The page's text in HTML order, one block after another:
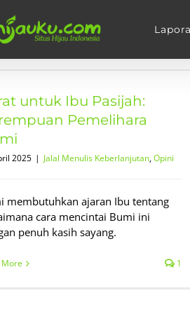
untuk Ibu Pasijah:
Pemelihara
2025 | Jalal Menulis Keberlanjutan,Opini
membutuhkan ajaran Ibu tentang
cara mencintai Bumi ini
penuh kasih sayang.
More 1